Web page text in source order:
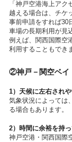
「神戸空港海上ア
越える場合は、チケ
事前申請をすれば30
車場の長期利用が見
例えば、関西国際空
利用することもでき
②神戸－関空ベイ
1）天候に左右され
気象状況によっては
る場合もあります。
2）時間に余裕を持
神戸空港・関西国際